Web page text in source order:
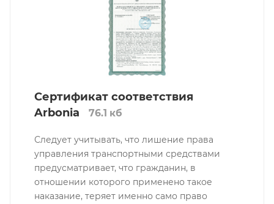
Сертификат соответствия
Arbonia
76.1 кб
Следует учитывать, что лишение права
управления транспортными средствами
предусматривает, что гражданин, в
отношении которого применено такое
наказание, теряет именно само право